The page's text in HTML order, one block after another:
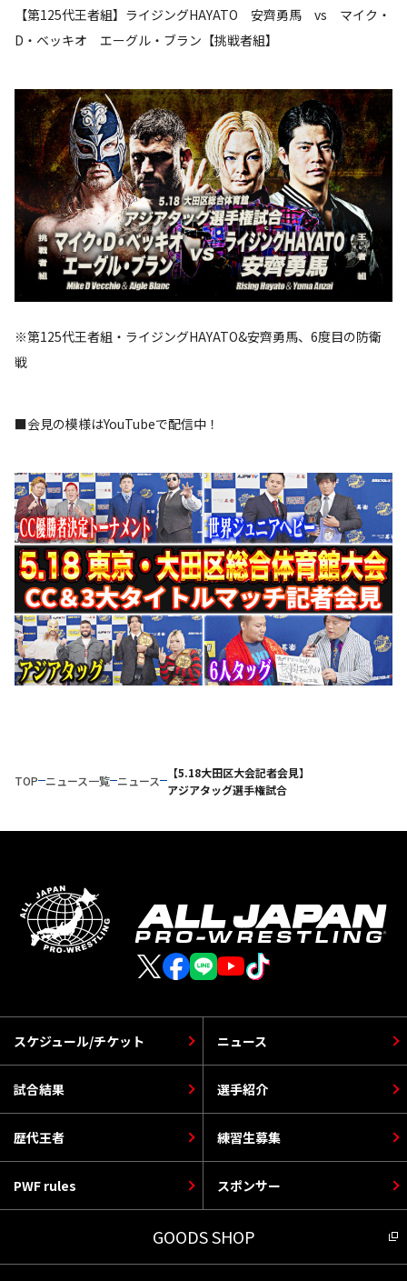
【第125代王者組】ライジングHAYATO 安齊勇馬 vs マイク・
D・ベッキオ エーグル・ブラン【挑戦者組】
※第125代王者組・ライジングHAYATO&安齊勇馬、6度目の防衛
戦
■会見の模様はYouTubeで配信中！
TOP ニュース一覧 ニュース
【5.18大田区大会記者会見】
アジアタッグ選手権試合
スケジュール/チケット
選手紹介
PWF rules
ニュース
歴代王者
スポンサー
試合結果
練習生募集
GOODS SHOP